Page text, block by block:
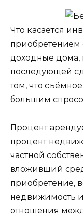
Что касается
приобретением
доходные дома,
последующей
том, что
большим
Процент
процент
частной
вложивший
приобретение,
недвижимость
отношения